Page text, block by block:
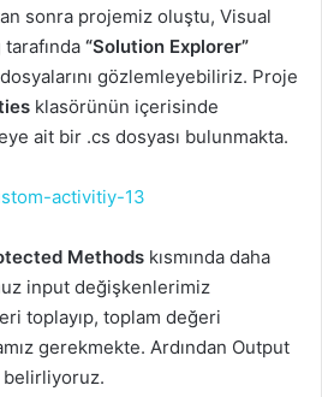
sonra projemiz oluştu, Visual
“Solution Explorer”
gözlemleyebiliriz. Proje
klasörünün içerisinde
ait bir .cs dosyası bulunmakta.
Methods kısmında daha
input değişkenlerimiz
toplayıp, toplam değeri
gerekmekte. Ardından Output